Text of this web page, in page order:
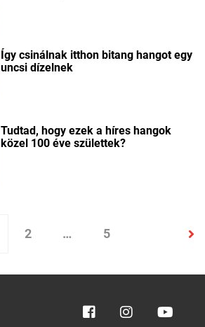
Így csinálnak itthon bitang hangot egy
uncsi dízelnek
Tudtad, hogy ezek a híres hangok
közel 100 éve születtek?
2 … 5